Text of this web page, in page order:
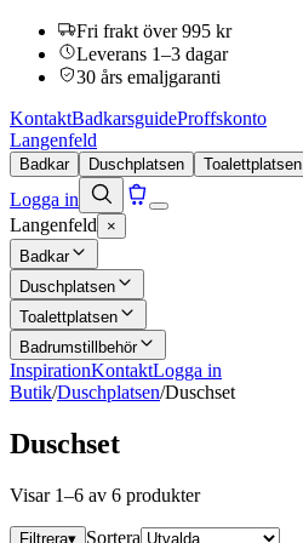
Fri frakt över 995 kr
Leverans 1–3 dagar
30 års emaljgaranti
KontaktBadkarsguideProffskonto
Langenfeld
Badkar Duschplatsen Toalettplatsen
Logga in
Langenfeld
×
Badkar
Duschplatsen
Toalettplatsen
Badrumstillbehör
InspirationKontaktLogga in
Butik/Duschplatsen/Duschset
Duschset
Visar 1–6 av 6 produkter
Filtrera▾ Sortera